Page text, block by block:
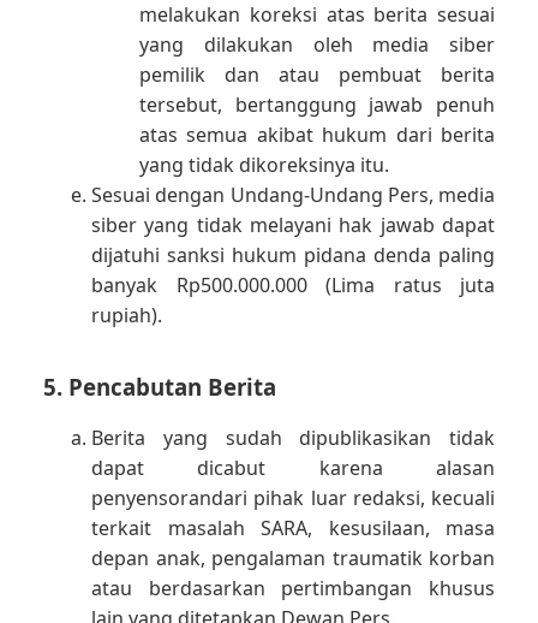
melakukan koreksi atas berita sesuai
yang dilakukan oleh media siber
pemilik dan atau pembuat berita
tersebut, bertanggung jawab penuh
atas semua akibat hukum dari berita
yang tidak dikoreksinya itu.
Sesuai dengan Undang-Undang Pers, media
siber yang tidak melayani hak jawab dapat
dijatuhi sanksi hukum pidana denda paling
banyak Rp500.000.000 (Lima ratus juta
rupiah).
5. Pencabutan Berita
Berita yang sudah dipublikasikan tidak
dapat dicabut karena alasan
penyensorandari pihak luar redaksi, kecuali
terkait masalah SARA, kesusilaan, masa
depan anak, pengalaman traumatik korban
atau berdasarkan pertimbangan khusus